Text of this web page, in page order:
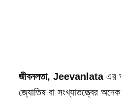
জীবনলতা, Jeevanlataএর
জ্যোতিষ বা সংখ্যাতত্ত্বের